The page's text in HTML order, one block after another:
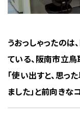
うおっしゃったの
ている、阪南市立
「使い出すと、思っ
ました」と前向きな